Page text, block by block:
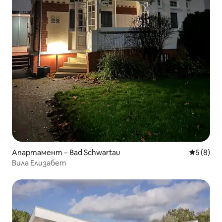
Апартамент – Bad Schwartau Средна
5 (8)
Вила Елизабет